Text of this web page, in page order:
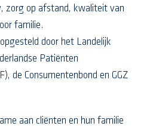
zorg op afstand, kwaliteit van
familie.
door het Landelijk
Patiënten
de Consumentenbond en GGZ
aan cliënten en hun familie